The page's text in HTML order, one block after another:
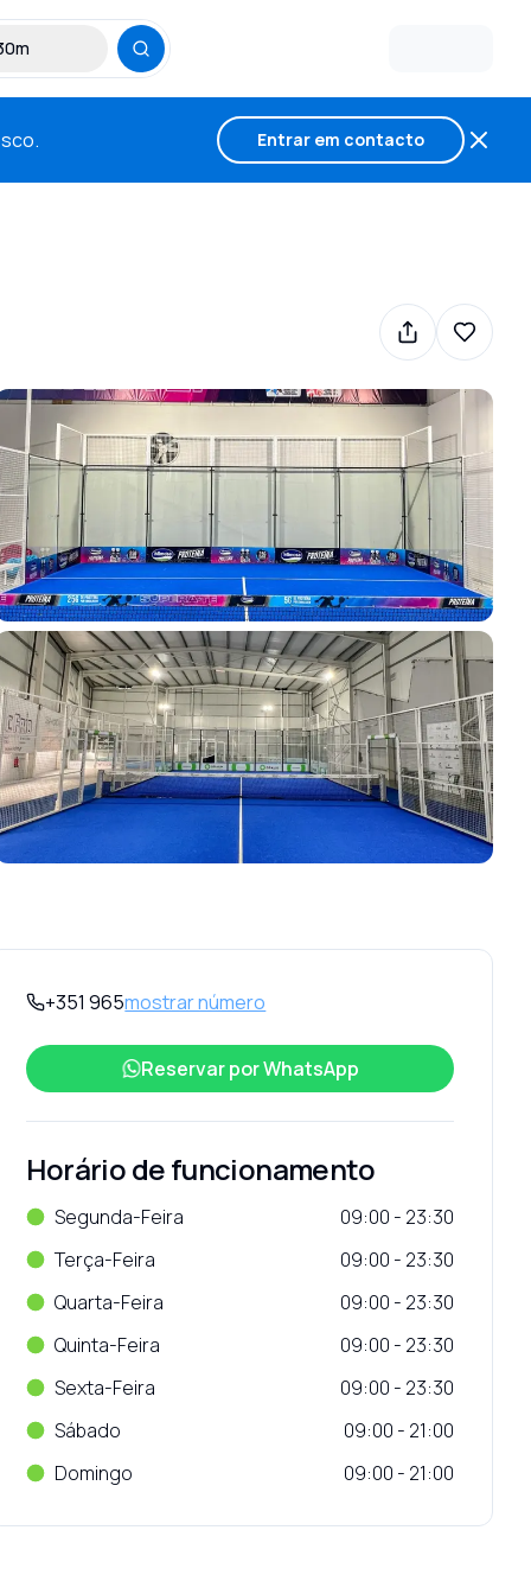
Entrar em contacto
+351 965mostrar número
Reservar porWhatsApp
Horário de funcionamento
Segunda-Feira
09:00 - 23:30
Terça-Feira
09:00 - 23:30
Quarta-Feira
09:00 - 23:30
Quinta-Feira
09:00 - 23:30
Sexta-Feira
09:00 - 23:30
Sábado
09:00 - 21:00
Domingo
09:00 - 21:00